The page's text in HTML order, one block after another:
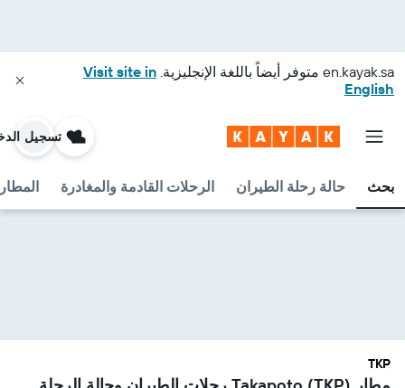
en.kayak.sa متوفر أيضاً باللغة الإنجليزية. Visit site in
English
بحث حالة رحلة الطيران الرحلات القادمة والمغادرة
تسجيل
TKP